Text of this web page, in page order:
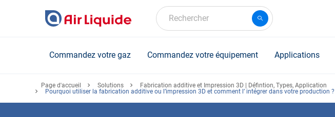
Rechercher
Commandez votre gaz Commandez votre équipement Applications
Page d'accueil Solutions
Fabrication additive et Impression 3D | Défintion, Types, Application
Pourquoi utiliser la fabrication additive ou l’impression 3D et comment l’ intégrer dans votre production ?